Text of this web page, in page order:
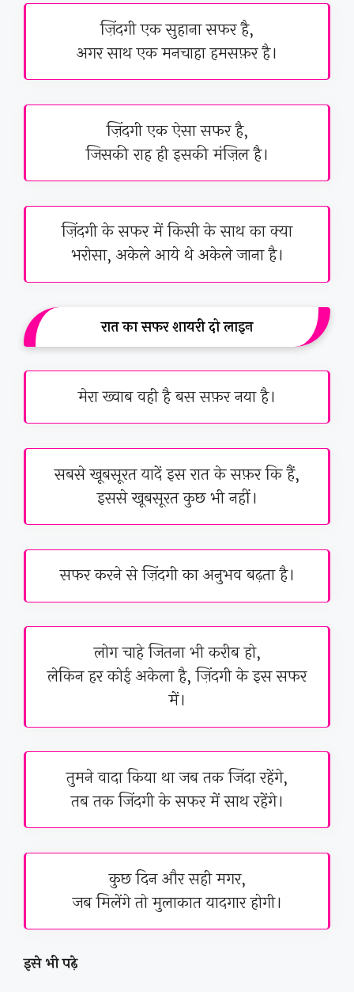
ज़िंदगी एक सुहाना सफर है,
अगर साथ एक मनचाहा हमसफ़र है।
ज़िंदगी एक ऐसा सफर है,
जिसकी राह ही इसकी मंज़िल है।
ज़िंदगी के सफर में किसी के साथ का क्या
भरोसा, अकेले आये थे अकेले जाना है।
रात का सफर शायरी दो लाइन
मेरा ख्वाब वही है बस सफ़र नया है।
सबसे खूबसूरत यादें इस रात के सफ़र कि हैं,
इससे खूबसूरत कुछ भी नहीं।
सफर करने से ज़िंदगी का अनुभव बढ़ता है।
लोग चाहे जितना भी करीब हो,
लेकिन हर कोई अकेला है, ज़िंदगी के इस सफर
में।
तुमने वादा किया था जब तक जिंदा रहेंगे,
तब तक जिंदगी के सफर में साथ रहेंगे।
कुछ दिन और सही मगर,
जब मिलेंगे तो मुलाकात यादगार होगी।
इसे भी पढ़े